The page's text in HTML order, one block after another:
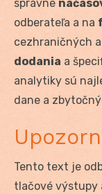
správne
odberateľa a na
cezhraničných
dodania a
analytiky sú
dane a
Tento text je
tlačové výstupy